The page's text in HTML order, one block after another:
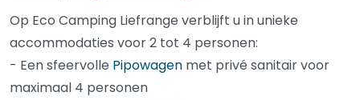
Op Eco Camping Liefrange verblijft u in unieke
accommodaties voor 2 tot 4 personen:
- Een sfeervolle Pipowagen met privé sanitair voor
maximaal 4 personen